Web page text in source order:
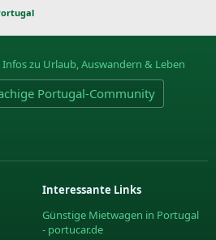
Portugal-Community
Interessante Links
Günstige Mietwagen in Portugal
- portucar.de